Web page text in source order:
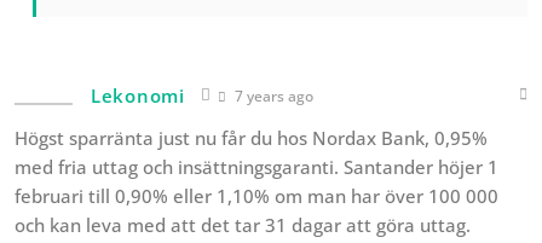
Lekonomi 7 years ago
Högst sparränta just nu får du hos Nordax Bank, 0,95%
med fria uttag och insättningsgaranti. Santander höjer 1
februari till 0,90% eller 1,10% om man har över 100 000
och kan leva med att det tar 31 dagar att göra uttag.